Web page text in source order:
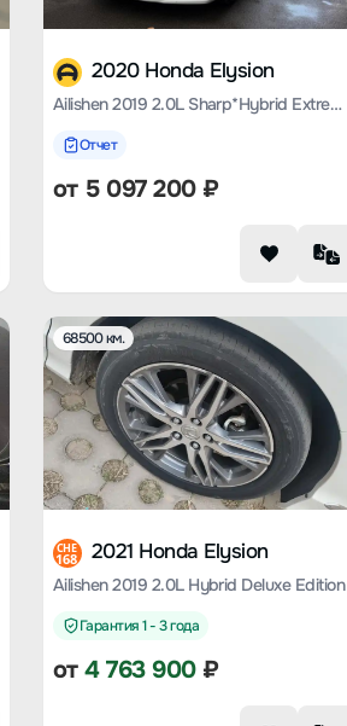
2020 Honda Elysion
Ailishen 2019 2.0L Sharp*Hybrid Extreme Edition
Отчет
от 5 097 200₽
68500 км.
CHE
168 2021 Honda Elysion
Ailishen 2019 2.0L Hybrid Deluxe Edition
Гарантия 1 - 3 года
от4 763 900₽